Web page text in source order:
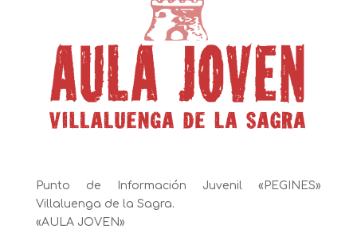
Punto de Información Juvenil «PEGINES»
Villaluenga de la Sagra.
«AULA JOVEN»